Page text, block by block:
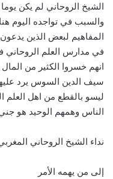
الشيخ الروحاني لم يكن يوما
والسبب في تواجده اليوم
المفاهيم لبعض الذين
في مدارس العلم الروحاني
انهم خسروا الكثير من
سيف الدين السوس يرد
ليسو بالقطع من اهل العلم
الناس وهمهم الوحيد هو
نداء الشيخ الروحاني
إلى من يهمه الأمر